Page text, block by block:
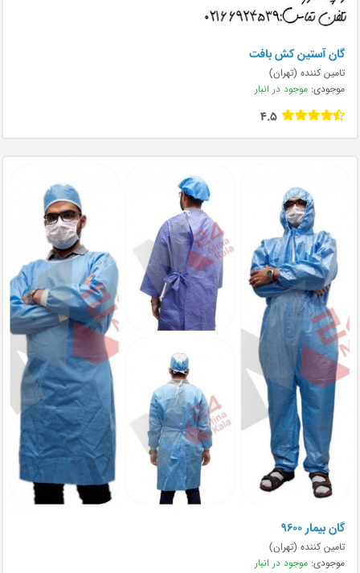
گان آستین کش بافت
تامین کننده (تهران)
موجودی: موجود در انبار
4.5
گان بیمار ۹۶۰۰
تامین کننده (تهران)
موجودی: موجود در انبار